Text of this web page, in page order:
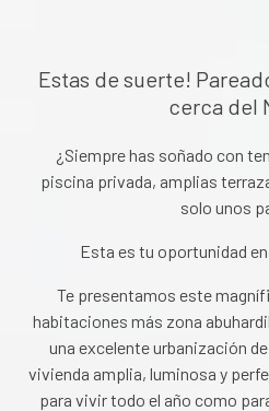
Estas de suerte!
cerca del
¿Siempre has soñado con
piscina privada, amplias
solo unos
Esta es tu oportunidad en
Te presentamos este
habitaciones más zona
una excelente urbanización
vivienda amplia, luminosa y
para vivir todo el año como